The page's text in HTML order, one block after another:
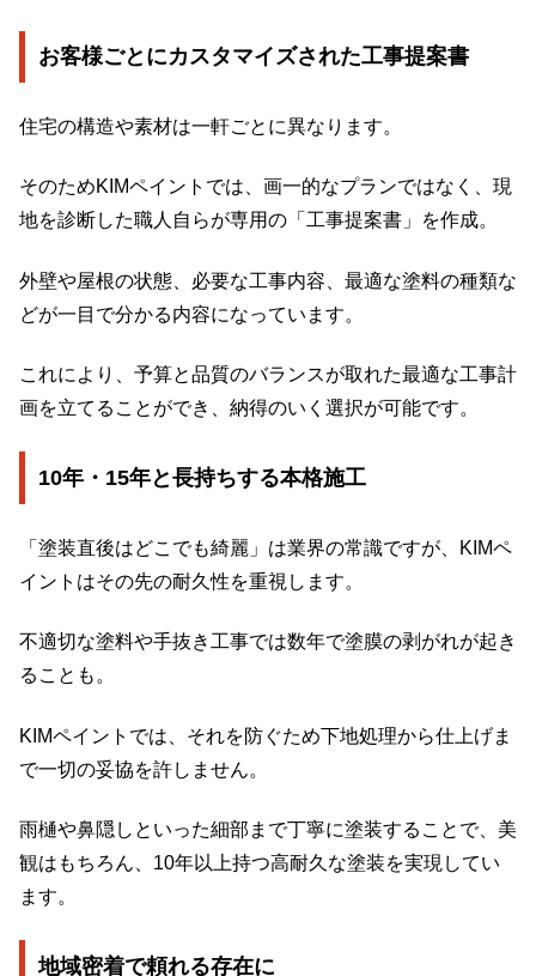
お客様ごとにカスタマイズされた工事提案書
住宅の構造や素材は一軒ごとに異なります。
そのためKIMペイントでは、画一的なプランではなく、現
地を診断した職人自らが専用の「工事提案書」を作成。
外壁や屋根の状態、必要な工事内容、最適な塗料の種類な
どが一目で分かる内容になっています。
これにより、予算と品質のバランスが取れた最適な工事計
画を立てることができ、納得のいく選択が可能です。
10年・15年と長持ちする本格施工
「塗装直後はどこでも綺麗」は業界の常識ですが、KIMペ
イントはその先の耐久性を重視します。
不適切な塗料や手抜き工事では数年で塗膜の剥がれが起き
ることも。
KIMペイントでは、それを防ぐため下地処理から仕上げま
で一切の妥協を許しません。
雨樋や鼻隠しといった細部まで丁寧に塗装することで、美
観はもちろん、10年以上持つ高耐久な塗装を実現してい
ます。
地域密着で頼れる存在に